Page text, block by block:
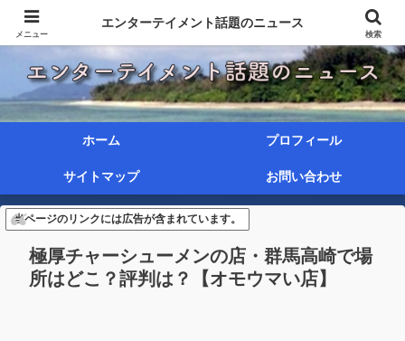
ホーム プロフィール
サイトマップ お問い合わせ
当ページのリンクには広告が含まれています。
極厚チャーシューメンの店・群馬高崎で場
所はどこ？評判は？【オモウマい店】
メニュー
エンターテイメント話題のニュース
検索